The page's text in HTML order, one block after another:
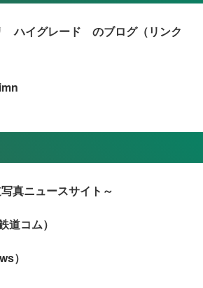
イグレード のブログ（リンク
真ニュースサイト～
コム）
）